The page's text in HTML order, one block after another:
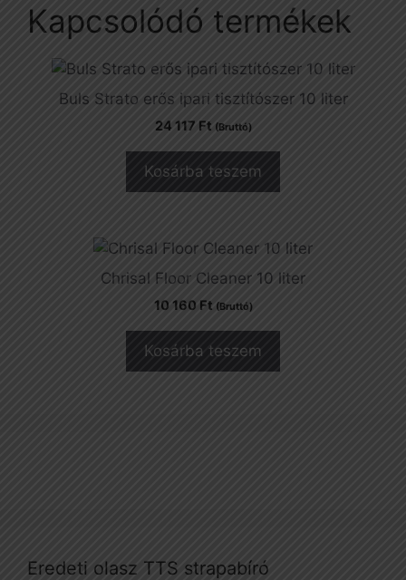
Kapcsolódó termékek
Buls Strato erős ipari tisztítószer 10 liter
24 117 Ft (Bruttó)
Kosárba teszem
Chrisal Floor Cleaner 10 liter
10 160 Ft (Bruttó)
Kosárba teszem
Eredeti olasz TTS strapabíró